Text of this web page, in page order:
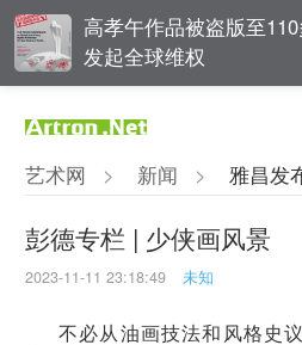
高孝午作品被盗版至
发起全球维权
值
阿拉里奥画廊上海转型
为策展式艺术商业综合体
李铁夫冯钢百领衔 作为
艺术网 > 新闻 > 雅昌发
彭德专栏 | 少侠画风景
2023-11-11 23:18:49 未知
不必从油画技法和风格史